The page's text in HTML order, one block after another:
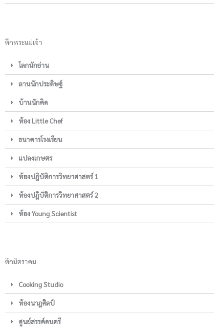
ตึกพระแม่เจ้า
โลกนักอ่าน
ลานนักประดิษฐ์
บ้านนักคิด
ห้อง Little Chef
ธนาคารโรงเรียน
แปลงเกษตร
ห้องปฎิบัติการวิทยาศาสตร์ 1
ห้องปฎิบัติการวิทยาศาสตร์ 2
ห้อง Young Scientist
ตึกมิตราคม
Cooking Studio
ห้องนาฎศิลป์
ศูนย์สรรค์ดนตรี